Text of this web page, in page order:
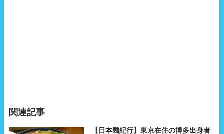
関連記事
【日本麺紀行】東京在住の博多出身者